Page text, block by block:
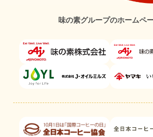
味の素グループのホームペ